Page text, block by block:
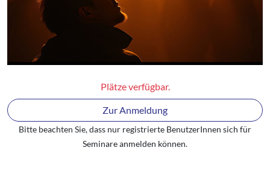
Plätze verfügbar.
Zur Anmeldung
Bitte beachten Sie, dass nur registrierte BenutzerInnen sich für
Seminare anmelden können.